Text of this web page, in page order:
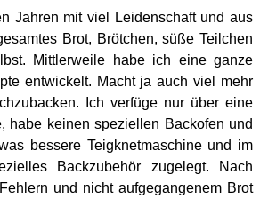
Jahren mit viel Leidenschaft und aus
Brot, Brötchen, süße Teilchen
Mittlerweile habe ich eine ganze
entwickelt. Macht ja auch viel mehr
Ich verfüge nur über eine
habe keinen speziellen Backofen und
bessere Teigknetmaschine und im
Backzubehör zugelegt. Nach
und nicht aufgegangenem Brot